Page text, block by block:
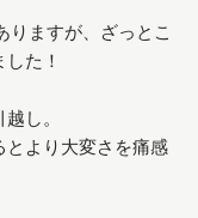
ますが、ざっとこ
た！
し。
より大変さを痛感